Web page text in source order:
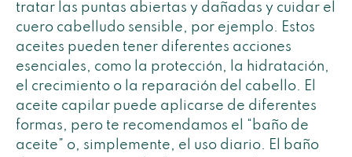
tratar las puntas abiertas y dañadas y cuidar el
cuero cabelludo sensible, por ejemplo. Estos
aceites pueden tener diferentes acciones
esenciales, como la protección, la hidratación,
el crecimiento o la reparación del cabello. El
aceite capilar puede aplicarse de diferentes
formas, pero te recomendamos el “baño de
aceite” o, simplemente, el uso diario. El baño